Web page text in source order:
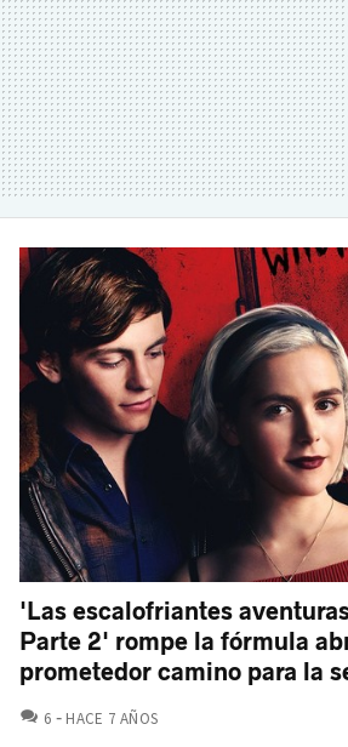
'Las escalofriantes
Parte 2' rompe la fórmula
prometedor camino para la
6 COMENTARIOS
HACE 7 AÑOS